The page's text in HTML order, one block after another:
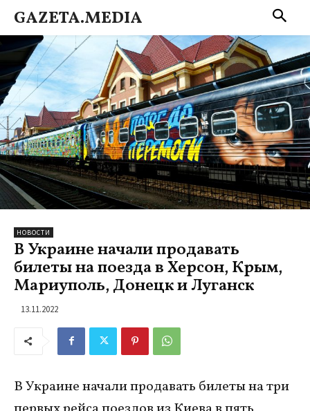
GAZETA.MEDIA
НОВОСТИ
В Украине начали продавать
билеты на поезда в Херсон, Крым,
Мариуполь, Донецк и Луганск
13.11.2022
В Украине начали продавать билеты на три